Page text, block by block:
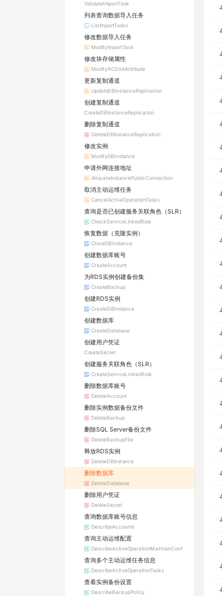
ValidateImportTask
列表查询数据导入任务
ListImportTasks
修改数据导入任务
ModifyImportTask
修改块存储属性
ModifyRCDiskAttribute
更新复制通道
UpdateDBInstanceReplication
创建复制通道
CreateDBInstanceReplication
删除复制通道
DeleteDBInstanceReplication
修改实例
ModifyDBInstance
申请外网连接地址
AllocateInstancePublicConnection
取消主动运维任务
CancelActiveOperationTasks
查询是否已创建服务关联角色（SLR）
CheckServiceLinkedRole
恢复数据（克隆实例）
CloneDBInstance
创建数据库账号
CreateAccount
为RDS实例创建备份集
CreateBackup
创建RDS实例
CreateDBInstance
创建数据库
CreateDatabase
创建用户凭证
CreateSecret
创建服务关联角色（SLR）
CreateServiceLinkedRole
删除数据库账号
DeleteAccount
删除实例数据备份文件
DeleteBackup
删除SQL Server备份文件
DeleteBackupFile
释放RDS实例
DeleteDBInstance
删除数据库
DeleteDatabase
删除用户凭证
DeleteSecret
查询数据库账号信息
DescribeAccounts
查询主动运维配置
DescribeActiveOperationMaintainConf
查询多个主动运维任务信息
DescribeActiveOperationTasks
查看实例备份设置
DescribeBackupPolicy